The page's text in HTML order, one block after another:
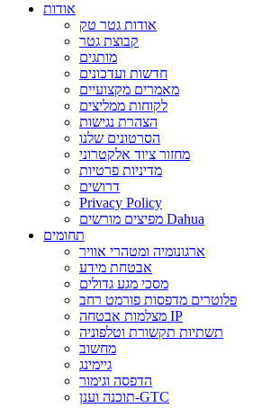
אודות
אודות גטר טק
קבוצת גטר
מותגים
חדשות ועדכונים
מאמרים מקצועיים
לקוחות ממליצים
הצהרת נגישות
הסרטונים שלנו
מחזור ציוד אלקטרוני
מדיניות פרטיות
דרושים
Privacy Policy
מפיצים מורשים Dahua
תחומים
ארגונומיה ומטהרי אוויר
אבטחת מידע
מסכי מגע גדולים
פלוטרים מדפסות פורמט רחב
מצלמות אבטחה IP
תשתיות תקשורת וטלפוניה
מחשוב
גיימינג
הדפסה וגימור
תוכנה וענן-GTC